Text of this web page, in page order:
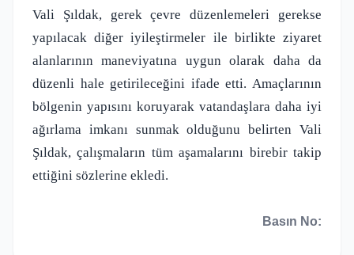
Vali Şıldak, gerek çevre düzenlemeleri gerekse
yapılacak diğer iyileştirmeler ile birlikte ziyaret
alanlarının maneviyatına uygun olarak daha da
düzenli hale getirileceğini ifade etti. Amaçlarının
bölgenin yapısını koruyarak vatandaşlara daha iyi
ağırlama imkanı sunmak olduğunu belirten Vali
Şıldak, çalışmaların tüm aşamalarını birebir takip
ettiğini sözlerine ekledi.
Basın No: